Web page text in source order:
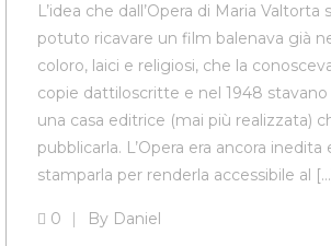
L’idea che dall’Opera di Maria Valtorta
potuto ricavare un film balenava già
coloro, laici e religiosi, che la
copie dattiloscritte e nel 1948
una casa editrice (mai più realizzata)
pubblicarla. L’Opera era ancora inedita
stamparla per renderla accessibile al
0 By Daniel